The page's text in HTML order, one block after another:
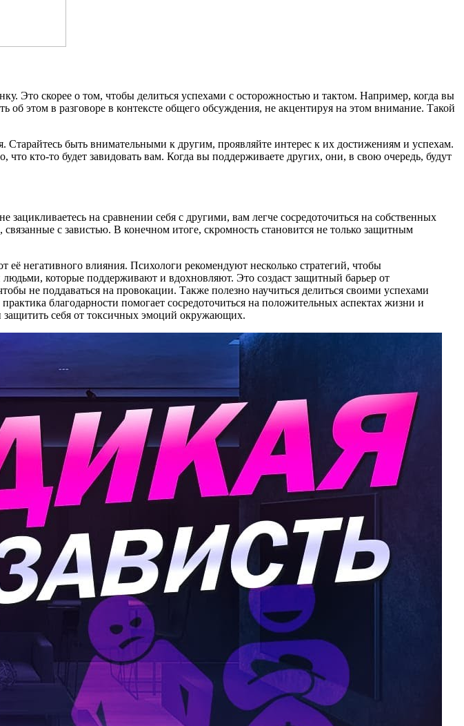
Это скорее о том, чтобы делиться успехами с осторожностью и тактом. Например, когда вы
об этом в разговоре в контексте общего обсуждения, не акцентируя на этом внимание. Такой
быть внимательными к другим, проявляйте интерес к их достижениям и успехам.
кто-то будет завидовать вам. Когда вы поддерживаете других, они, в свою очередь, будут
на сравнении себя с другими, вам легче сосредоточиться на собственных
с завистью. В конечном итоге, скромность становится не только защитным
негативного влияния. Психологи рекомендуют несколько стратегий, чтобы
которые поддерживают и вдохновляют. Это создаст защитный барьер от
не поддаваться на провокации. Также полезно научиться делиться своими успехами
благодарности помогает сосредоточиться на положительных аспектах жизни и
защитить себя от токсичных эмоций окружающих.